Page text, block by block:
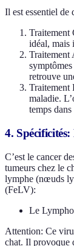
Il est essentiel de
Traitement
idéal, mais
Traitement
retrouve
Traitement
maladie.
temps
4.
C’est le cancer
tumeurs chez le
lymphe (nœuds
(FeLV):
Le
Attention: Ce
chat. Il provoque